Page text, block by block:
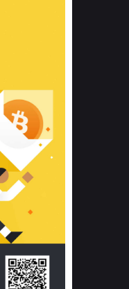
nâng đỡ
các dòng
quốc
trạng kích
điều kiện
tìm hiểu
học về tác
trường
con
(External
hơn.
chọn
phòng
gối đệm
mỹ lẫn
cần cân
quan trọng